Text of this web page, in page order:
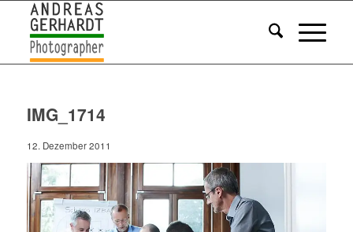
IMG_1714
12. Dezember 2011